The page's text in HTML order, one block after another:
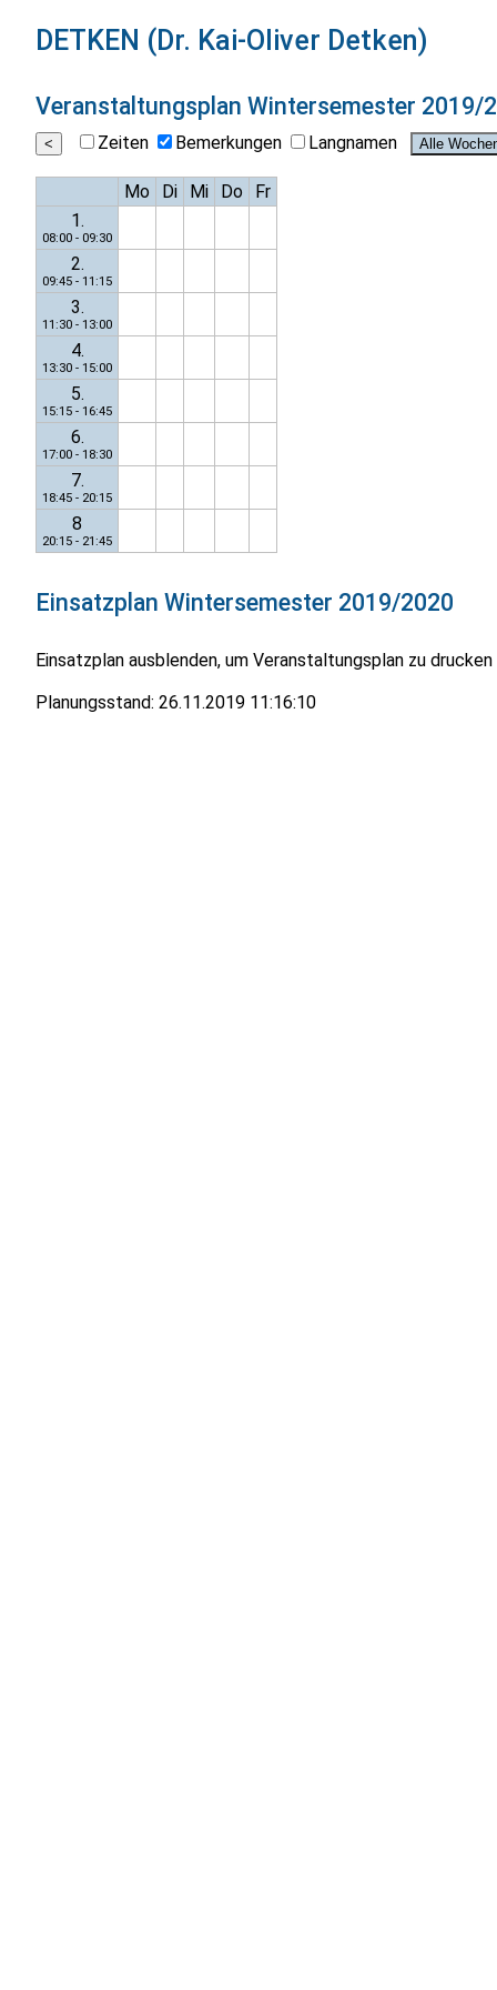
DETKEN (Dr. Kai-Oliver Detken)
Veranstaltungsplan Wintersemester 2019/
Zeiten Bemerkungen Langnamen
Mo Di Mi Do
Fr
1.
08:00 - 09:30
2.
09:45 - 11:15
3.
11:30 - 13:00
4.
13:30 - 15:00
5.
15:15 - 16:45
6.
17:00 - 18:30
7.
18:45 - 20:15
8
20:15 - 21:45
Einsatzplan Wintersemester 2019/2020
Einsatzplan ausblenden, um Veranstaltungsplan zu drucken
Planungsstand: 26.11.2019 11:16:10